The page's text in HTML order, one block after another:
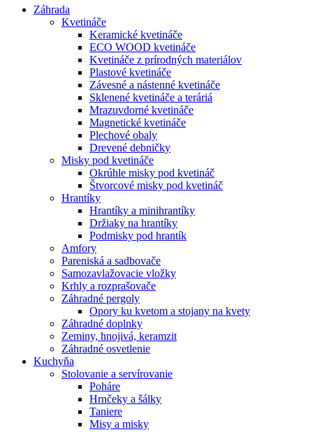
Záhrada
Kvetináče
Keramické kvetináče
ECO WOOD kvetináče
Kvetináče z prírodných materiálov
Plastové kvetináče
Závesné a nástenné kvetináče
Sklenené kvetináče a teráriá
Mrazuvdorné kvetináče
Magnetické kvetináče
Plechové obaly
Drevené debničky
Misky pod kvetináče
Okrúhle misky pod kvetináč
Štvorcové misky pod kvetináč
Hrantíky
Hrantíky a minihrantíky
Držiaky na hrantíky
Podmisky pod hrantík
Amfory
Pareniská a sadbovače
Samozavlažovacie vložky
Krhly a rozprašovače
Záhradné pergoly
Opory ku kvetom a stojany na kvety
Záhradné doplnky
Zeminy, hnojivá, keramzit
Záhradné osvetlenie
Kuchyňa
Stolovanie a servírovanie
Poháre
Hrnčeky a šálky
Taniere
Misy a misky